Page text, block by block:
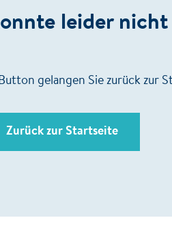
leider
gelangen Sie zurück zur
Zurück zur Startseite